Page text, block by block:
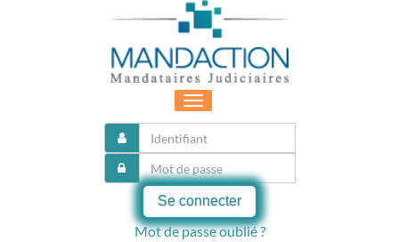
Toggle
navigation
Se connecter
Mot de passe oublié ?